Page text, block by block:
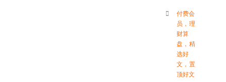
付费会
员 ， 理
财算
盘 ， 精
选好
文 ， 置
顶好文